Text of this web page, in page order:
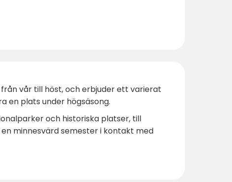
vår till höst, och erbjuder ett varierat
en plats under högsäsong.
och historiska platser, till
minnesvärd semester i kontakt med